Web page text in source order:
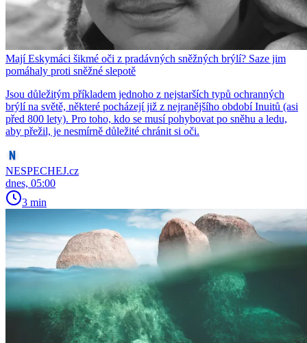
Mají Eskymáci šikmé oči z pradávných sněžných brýlí? Saze jim
pomáhaly proti sněžné slepotě
Jsou důležitým příkladem jednoho z nejstarších typů ochranných
brýlí na světě, některé pocházejí již z nejranějšího období Inuitů (asi
před 800 lety). Pro toho, kdo se musí pohybovat po sněhu a ledu,
aby přežil, je nesmírně důležité chránit si oči.
NESPECHEJ.cz
dnes, 05:00
3 min